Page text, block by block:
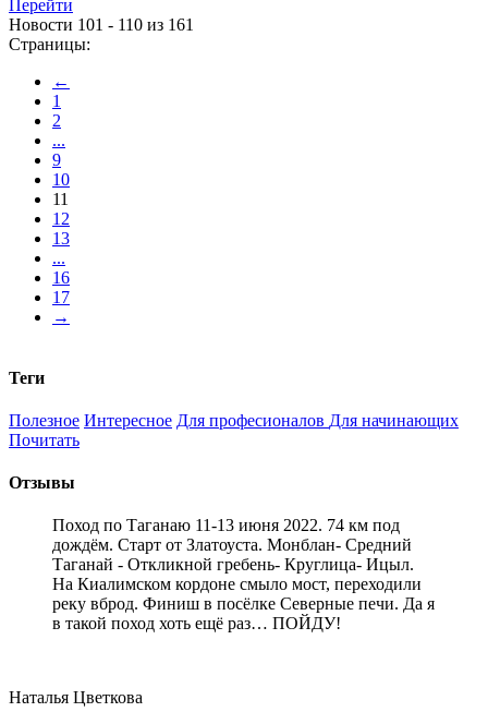
Перейти
Новости 101 - 110 из 161
Страницы:
←
1
2
...
9
10
11
12
13
...
16
17
→
Теги
Полезное Интересное Для професионалов Для начинающих
Почитать
Отзывы
Поход по Таганаю 11-13 июня 2022. 74 км под
дождём. Старт от Златоуста. Монблан- Средний
Таганай - Откликной гребень- Круглица- Ицыл.
На Киалимском кордоне смыло мост, переходили
реку вброд. Финиш в посёлке Северные печи. Да я
в такой поход хоть ещё раз… ПОЙДУ!
Наталья Цветкова